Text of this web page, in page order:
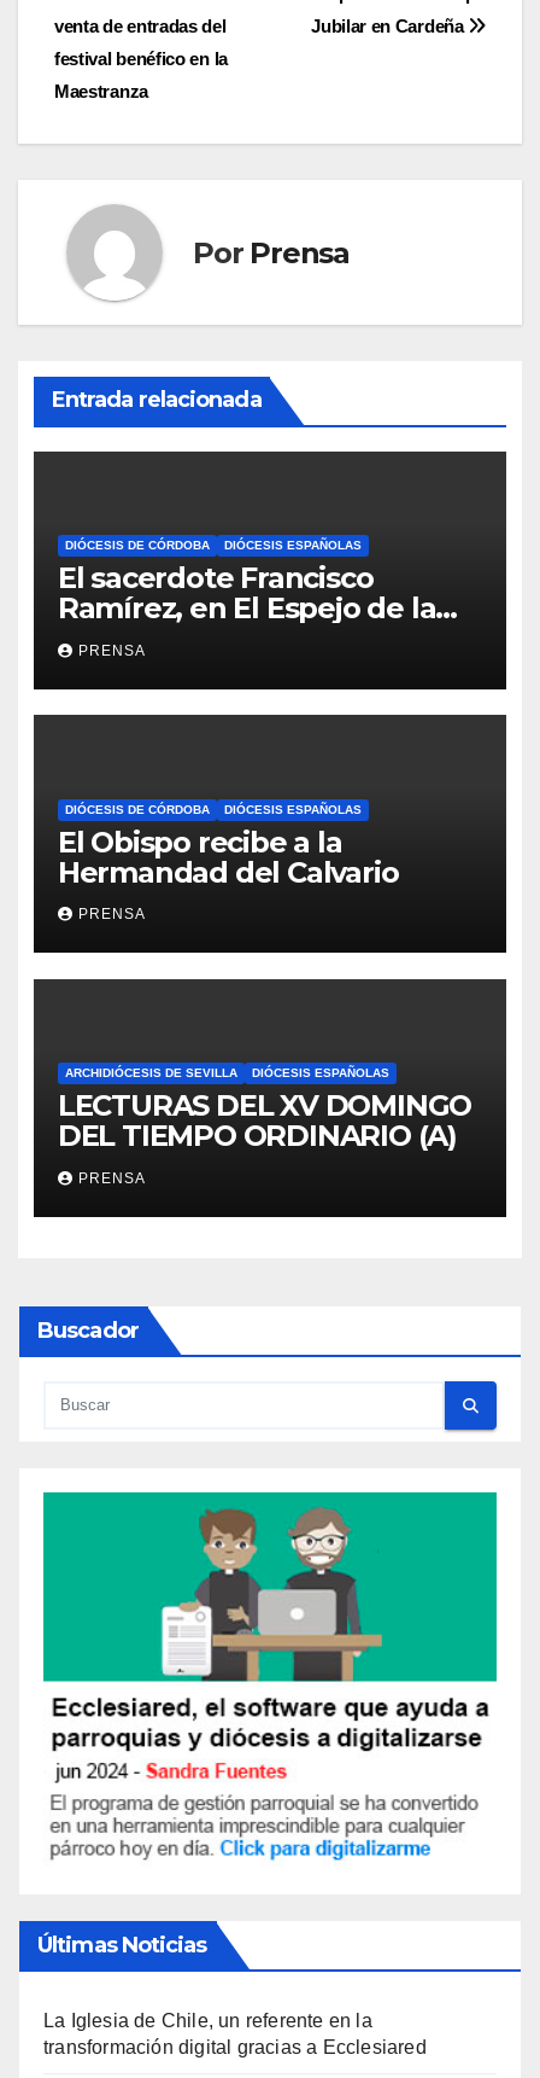
de
entradas
Jubilar en Cardeña
venta de entradas del
festival benéfico en la
Maestranza
Por Prensa
Entrada relacionada
DIÓCESIS DE CÓRDOBA DIÓCESIS ESPAÑOLAS
El sacerdote Francisco
Ramírez, en El Espejo de la
Iglesia
PRENSA
DIÓCESIS DE CÓRDOBA DIÓCESIS ESPAÑOLAS
El Obispo recibe a la
Hermandad del Calvario
PRENSA
ARCHIDIÓCESIS DE SEVILLA DIÓCESIS ESPAÑOLAS
LECTURAS DEL XV DOMINGO
DEL TIEMPO ORDINARIO (A)
PRENSA
Buscador
Últimas Noticias
La Iglesia de Chile, un referente en la
transformación digital gracias a Ecclesiared